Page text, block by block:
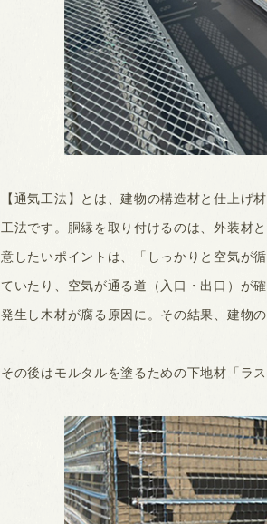
【通気工法】とは、建物の構造材と仕上げ
工法です。胴縁を取り付けるのは、外装材
意したいポイントは、「しっかりと空気が
ていたり、空気が通る道（入口・出口）が
発生し木材が腐る原因に。その結果、建物
その後はモルタルを塗るための下地材「ラ